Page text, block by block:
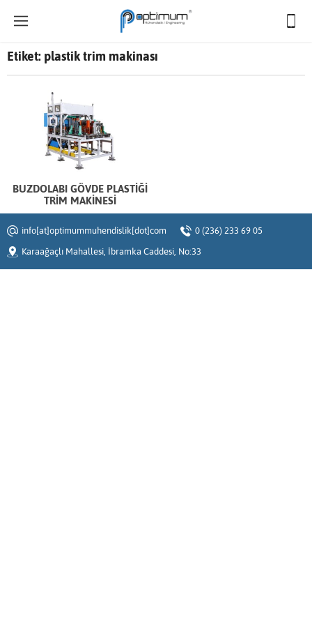
Etiket: plastik trim makinası
BUZDOLABI GÖVDE PLASTİĞİ
TRİM MAKİNESİ
info[at]optimummuhendislik[dot]com
0 (236) 233 69 05
Karaağaçlı Mahallesi, İbramka Caddesi, No:33